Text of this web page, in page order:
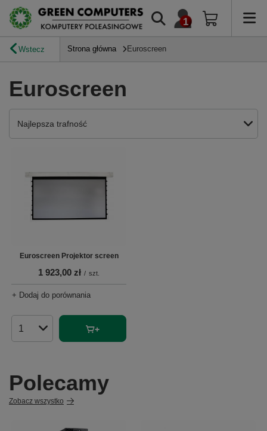
Wstecz Strona główna Euroscreen
Euroscreen
Zmień sortowanie
Najlepsza trafność
Euroscreen Projektor screen
1 923,00 zł / szt.
+ Dodaj do porównania
Ilość produktów
Polecamy
Zobacz wszystko